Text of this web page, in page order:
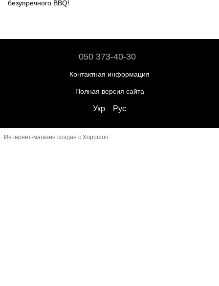
безупречного BBQ!
050 373-40-30
Контактная информация
Полная версия сайта
Укр Рус
Интернет-магазин создан с Хорошоп